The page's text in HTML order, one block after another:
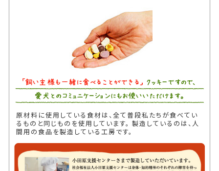
原材料に使用している食材は、全て普段私たちが食べてい
るものと同じものを使用しています。 製造しているのは、人
間用の食品を製造している工房です。